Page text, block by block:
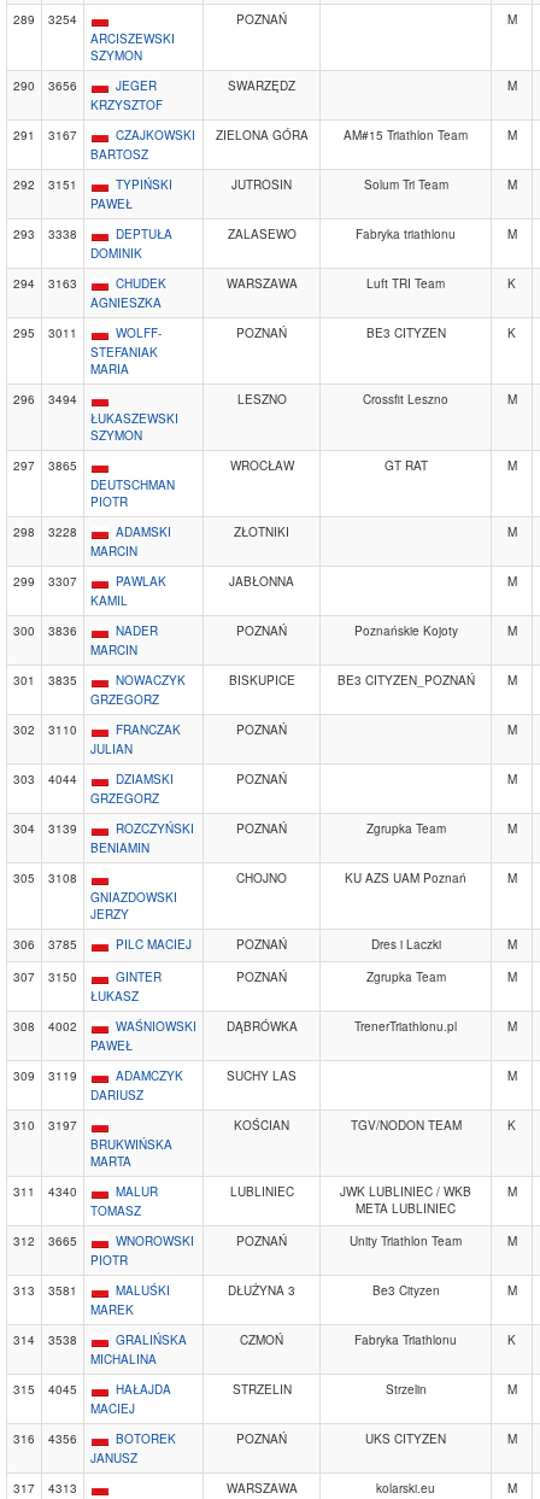
289
3254
ARCISZEWSKI
SZYMON
POZNAŃ M
290 3656
JEGER
KRZYSZTOF
SWARZĘDZ M
291 3167
CZAJKOWSKI
BARTOSZ
ZIELONA GÓRA AM#15 Triathlon Team M
292 3151
TYPIŃSKI
PAWEŁ
JUTROSIN Solum Tri Team M
293 3338
DEPTUŁA
DOMINIK
ZALASEWO Fabryka triathlonu M
294 3163
CHUDEK
AGNIESZKA
WARSZAWA Luft TRI Team K
295 3011
WOLFF-
STEFANIAK
MARIA
POZNAŃ BE3 CITYZEN K
296
3494
ŁUKASZEWSKI
SZYMON
LESZNO Crossfit Leszno M
297
3865
DEUTSCHMAN
PIOTR
WROCŁAW GT RAT M
298 3228
ADAMSKI
MARCIN
ZŁOTNIKI M
299 3307
PAWLAK
KAMIL
JABŁONNA M
300 3836
NADER
MARCIN
POZNAŃ Poznańskie Kojoty M
301 3835
NOWACZYK
GRZEGORZ
BISKUPICE BE3 CITYZEN_POZNAŃ M
302 3110
FRANCZAK
JULIAN
POZNAŃ M
303 4044
DZIAMSKI
GRZEGORZ
POZNAŃ M
304 3139
ROZCZYŃSKI
BENIAMIN
POZNAŃ Zgrupka Team M
305
3108
GNIAZDOWSKI
JERZY
CHOJNO KU AZS UAM Poznań M
306 3785 PILC MACIEJ POZNAŃ Dres i Laczki
M
307
3150
GINTER
ŁUKASZ
POZNAŃ Zgrupka Team M
308 4002
WAŚNIOWSKI
PAWEŁ
DĄBRÓWKA TrenerTriathlonu.pl M
309 3119
ADAMCZYK
DARIUSZ
SUCHY LAS M
310
3197
BRUKWIŃSKA
MARTA
KOŚCIAN TGV/NODON TEAM K
311 4340
MALUR
TOMASZ
LUBLINIEC
JWK LUBLINIEC / WKB
META LUBLINIEC
M
312 3665
WNOROWSKI
PIOTR
POZNAŃ Unity Triathlon Team M
313 3581
MALUŚKI
MAREK
DŁUŻYNA 3 Be3 Cityzen M
314 3538
GRALIŃSKA
MICHALINA
CZMOŃ Fabryka Triathlonu K
315 4045
HAŁAJDA
MACIEJ
STRZELIN Strzelin M
316 4356
BOTOREK
JANUSZ
POZNAŃ UKS CITYZEN M
317 4313 WARSZAWA kolarski.eu M